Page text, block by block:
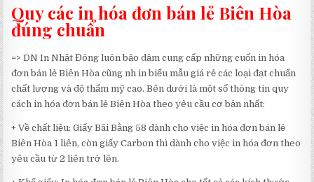
Quy các in hóa đơn bán lẻ Biên Hòa
đúng chuẩn
=> DN In Nhật Đông luôn bảo đảm cung cấp những cuốn in hóa
đơn bán lẻ Biên Hòa cũng nh in biểu mẫu giá rẻ các loại đạt chuẩn
chất lượng và độ thẩm mỹ cao. Bên dưới là một số thông tin quy
cách in hóa đơn bán lẻ Biên Hòa theo yêu cầu cơ bản nhất:
+ Về chất liệu: Giấy Bãi Bằng 58 dành cho việc in hóa đơn bán lẻ
Biên Hòa 1 liên, còn giấy Carbon thì dành cho việc in hóa đơn theo
yêu cầu từ 2 liên trở lên.